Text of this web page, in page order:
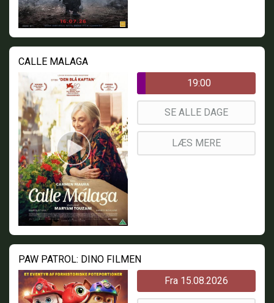
CALLE MALAGA
19:00
SE ALLE DAGE
LÆS MERE
PAW PATROL: DINO FILMEN
Fra 15.08.2026